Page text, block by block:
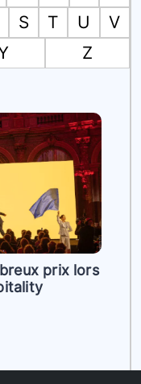
S T U
V
Z
prix lors